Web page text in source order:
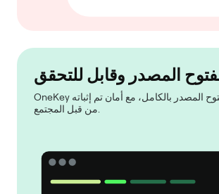
المصدر وقابل للتحقق
OneKey هو برنامج مفتوح المصدر بالكامل، مع أمان تم إثباته